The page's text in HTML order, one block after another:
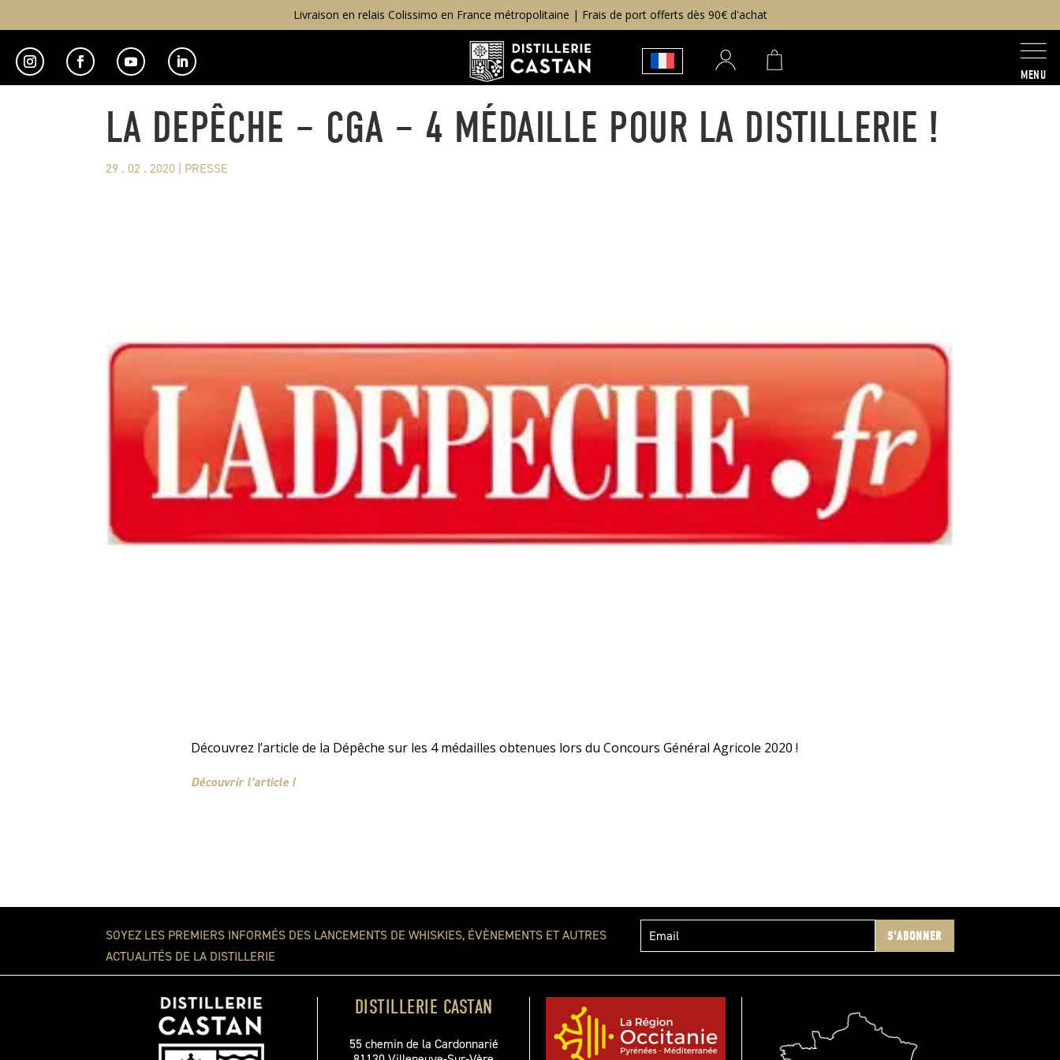
Livraison en relais Colissimo en France métropolitaine | Frais de port offerts dès 90€ d'achat
MENU
LA DEPÊCHE – CGA – 4 MÉDAILLE POUR LA DISTILLERIE !
29 . 02 . 2020 PRESSE
Découvrez l’article de la Dépêche sur les 4 médailles obtenues lors du Concours Général Agricole 2020 !
Découvrir l’article !
SOYEZ LES PREMIERS INFORMÉS DES LANCEMENTS DE WHISKIES, ÉVÈNEMENTS ET AUTRES
ACTUALITÉS DE LA DISTILLERIE
S'ABONNER
DISTILLERIE CASTAN
55 chemin de la Cardonnarié